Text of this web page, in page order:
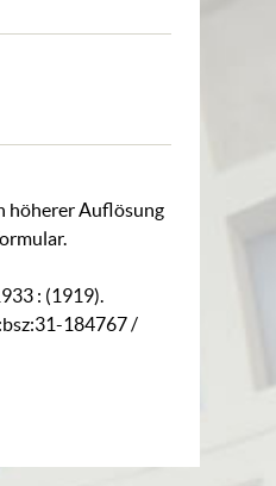
höherer Auflösung
.
: (1919).
184767/